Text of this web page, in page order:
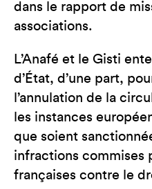
dans le rapport de
associations.
L’Anafé et le Gisti
d’État, d’une part,
l’annulation de la
les instances
que soient
infractions commises
françaises contre le